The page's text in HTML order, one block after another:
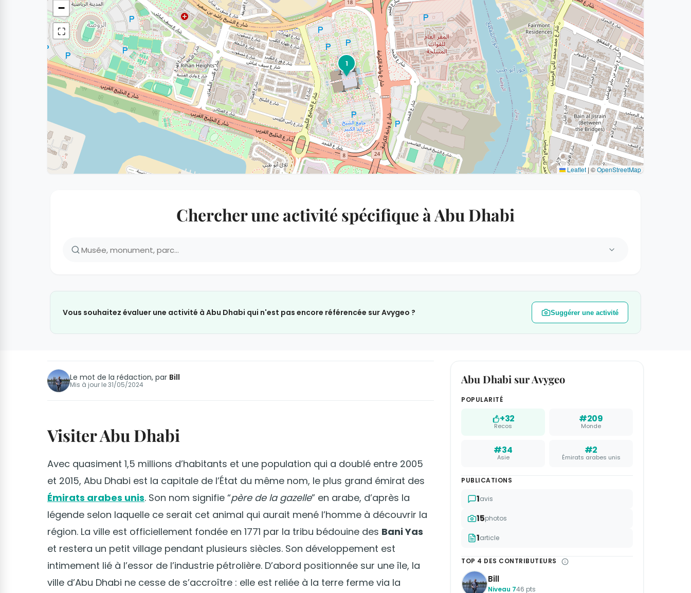
1
−
⛶
Leaflet | ©OpenStreetMap
Chercher une activité spécifique à Abu Dhabi
Vous souhaitez évaluer une activité à Abu Dhabi qui n'est pas encore référencée sur Avygeo ? Suggérer une activité
Le mot de la rédaction, par Bill
Mis à jour le31/05/2024
Visiter Abu Dhabi
Avec quasiment 1,5 millions d’habitants et une population qui a doublé entre 2005
et 2015, Abu Dhabi est la capitale de l’État du même nom, le plus grand émirat des
Émirats arabes unis. Son nom signifie “père de la gazelle” en arabe, d’après la
légende selon laquelle ce serait cet animal qui aurait mené l’homme à découvrir la
région. La ville est officiellement fondée en 1771 par la tribu bédouine des Bani Yas
et restera un petit village pendant plusieurs siècles. Son développement est
intimement lié à l’essor de l’industrie pétrolière. D’abord positionnée sur une île, la
ville d’Abu Dhabi ne cesse de s’accroître : elle est reliée à la terre ferme via la
Abu Dhabi sur Avygeo
POPULARITÉ
+32
Recos
#209
Monde
#34
Asie
#2
Émirats arabes unis
PUBLICATIONS
1avis
15photos
1article
TOP 4 DES CONTRIBUTEURS
Bill
Niveau 746 pts